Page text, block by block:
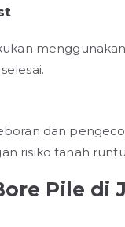
dan
risiko tanah
Pile di